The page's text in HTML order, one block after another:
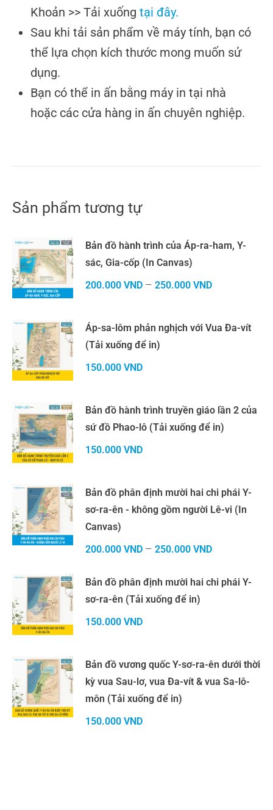
Khoản >> Tải xuống tại đây.
Sau khi tải sản phẩm về máy tính, bạn có
thể lựa chọn kích thước mong muốn sử
dụng.
Bạn có thể in ấn bằng máy in tại nhà
hoặc các cửa hàng in ấn chuyên nghiệp.
Sản phẩm tương tự
Bản đồ hành trình của Áp-ra-ham, Y-
sác, Gia-cốp (In Canvas)
200.000 VND – 250.000 VND
Áp-sa-lôm phản nghịch với Vua Đa-vít
(Tải xuống để in)
150.000 VND
Bản đồ hành trình truyền giáo lần 2 của
sứ đồ Phao-lô (Tải xuống để in)
150.000 VND
Bản đồ phân định mười hai chi phái Y-
sơ-ra-ên - không gồm người Lê-vi (In
Canvas)
200.000 VND – 250.000 VND
Bản đồ phân định mười hai chi phái Y-
sơ-ra-ên (Tải xuống để in)
150.000 VND
Bản đồ vương quốc Y-sơ-ra-ên dưới thời
kỳ vua Sau-lơ, vua Đa-vít & vua Sa-lô-
môn (Tải xuống để in)
150.000 VND